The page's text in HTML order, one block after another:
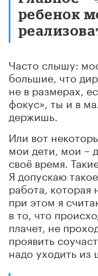
ребенок
Часто слышу:
большие, что
не в размерах,
фокус», ты и в
держишь.
Или вот
мои дети, мои –
своё время.
Я допускаю
работа,
при этом я
в то, что
плачет, не
проявить
надо уходить из